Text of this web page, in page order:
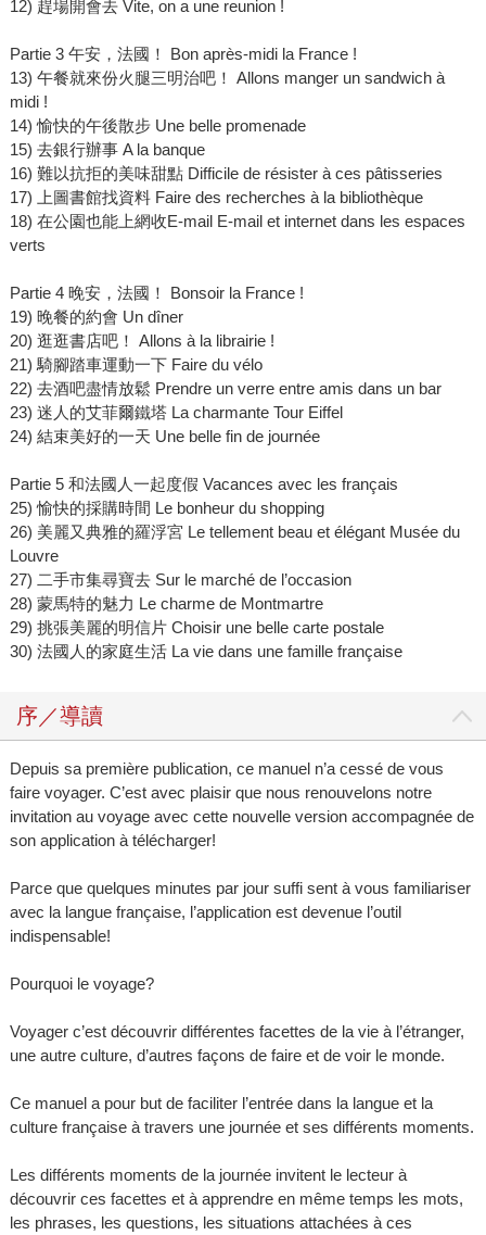
12) 趕場開會去 Vite, on a une reunion !
Partie 3 午安，法國！ Bon après-midi la France !
13) 午餐就來份火腿三明治吧！ Allons manger un sandwich à
midi !
14) 愉快的午後散步 Une belle promenade
15) 去銀行辦事 A la banque
16) 難以抗拒的美味甜點 Difficile de résister à ces pâtisseries
17) 上圖書館找資料 Faire des recherches à la bibliothèque
18) 在公園也能上網收E-mail E-mail et internet dans les espaces
verts
Partie 4 晚安，法國！ Bonsoir la France !
19) 晚餐的約會 Un dîner
20) 逛逛書店吧！ Allons à la librairie !
21) 騎腳踏車運動一下 Faire du vélo
22) 去酒吧盡情放鬆 Prendre un verre entre amis dans un bar
23) 迷人的艾菲爾鐵塔 La charmante Tour Eiffel
24) 結束美好的一天 Une belle fin de journée
Partie 5 和法國人一起度假 Vacances avec les français
25) 愉快的採購時間 Le bonheur du shopping
26) 美麗又典雅的羅浮宮 Le tellement beau et élégant Musée du
Louvre
27) 二手市集尋寶去 Sur le marché de l’occasion
28) 蒙馬特的魅力 Le charme de Montmartre
29) 挑張美麗的明信片 Choisir une belle carte postale
30) 法國人的家庭生活 La vie dans une famille française
序／導讀
Depuis sa première publication, ce manuel n’a cessé de vous
faire voyager. C’est avec plaisir que nous renouvelons notre
invitation au voyage avec cette nouvelle version accompagnée de
son application à télécharger!
Parce que quelques minutes par jour suffi sent à vous familiariser
avec la langue française, l’application est devenue l’outil
indispensable!
Pourquoi le voyage?
Voyager c’est découvrir différentes facettes de la vie à l’étranger,
une autre culture, d’autres façons de faire et de voir le monde.
Ce manuel a pour but de faciliter l’entrée dans la langue et la
culture française à travers une journée et ses différents moments.
Les différents moments de la journée invitent le lecteur à
découvrir ces facettes et à apprendre en même temps les mots,
les phrases, les questions, les situations attachées à ces